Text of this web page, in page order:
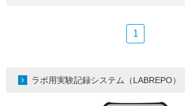
1
ラボ用実験記録システム（LABREPO）